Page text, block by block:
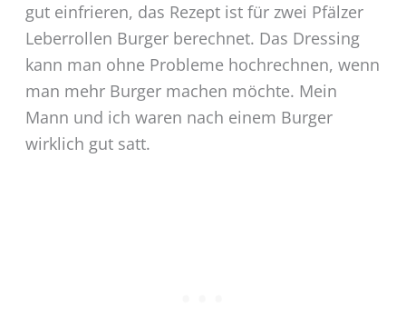
gut einfrieren, das Rezept ist für zwei Pfälzer
Leberrollen Burger berechnet. Das Dressing
kann man ohne Probleme hochrechnen, wenn
man mehr Burger machen möchte. Mein
Mann und ich waren nach einem Burger
wirklich gut satt.